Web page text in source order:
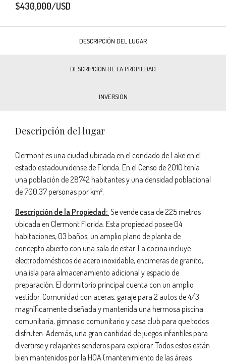
$430,000/USD
DESCRIPCIÓN DEL LUGAR
DESCRIPCION DE LA PROPIEDAD
INVERSION
Descripción del lugar
Clermont es una ciudad ubicada en el condado de Lake en el
estado estadounidense de Florida. En el Censo de 2010 tenía
una población de 28742 habitantes y una densidad poblacional
de 700,37 personas por km².
Descripción de la Propiedad: Se vende casa de 225 metros
ubicada en Clermont Florida. Esta propiedad posee 04
habitaciones, 03 baños, un amplio plano de planta de
concepto abierto con una sala de estar. La cocina incluye
electrodomésticos de acero inoxidable, encimeras de granito,
una isla para almacenamiento adicional y espacio de
preparación. El dormitorio principal cuenta con un amplio
vestidor. Comunidad con aceras, garaje para 2 autos de 4/3
magníficamente diseñada y mantenida una hermosa piscina
comunitaria, gimnasio comunitario y casa club para que todos
disfruten. Además, una gran cantidad de juegos infantiles para
divertirse y relajantes senderos para explorar. Todos estos están
bien mantenidos por la HOA (mantenimiento de las áreas